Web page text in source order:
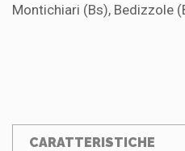
Montichiari (Bs), Bedizzole
CARATTERISTICHE